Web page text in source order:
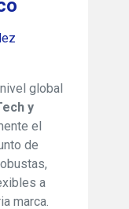
global
y
el
de
a
marca.